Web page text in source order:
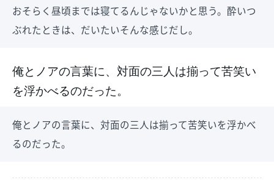
おそらく昼頃までは寝てるんじゃないかと思う。酔いつ
ぶれたときは、だいたいそんな感じだし。
俺とノアの言葉に、対面の三人は揃って苦笑い
を浮かべるのだった。
俺とノアの言葉に、対面の三人は揃って苦笑いを浮かべ
るのだった。